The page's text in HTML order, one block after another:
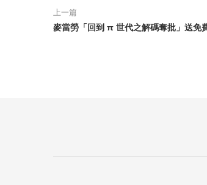
上一篇
麥當勞「回到 π 世代之解碼奪批」送免